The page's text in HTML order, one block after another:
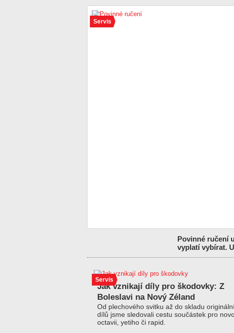
Servis
Povinné ručení
vyplatí vybírat.
Servis
Jak vznikají díly pro škodovky: Z
Boleslavi na Nový Zéland
Od plechového svitku až do skladu
dílů jsme sledovali cestu součástek pro
octavii, yetiho či rapid.